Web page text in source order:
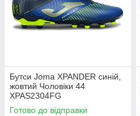
Бутси Joma XPANDER синій,
жовтий Чоловіки 44
XPAS2304FG
Готово до відправки